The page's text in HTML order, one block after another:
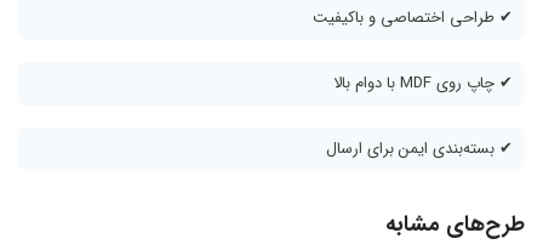
✔ طراحی اختصاصی و باکیفیت
✔ چاپ روی MDF با دوام بالا
✔ بسته‌بندی ایمن برای ارسال
طرح‌های مشابه